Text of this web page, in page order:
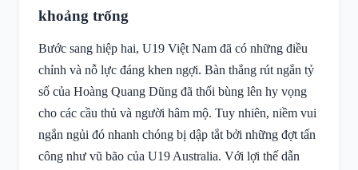
khoảng trống
Bước sang hiệp hai, U19 Việt Nam đã có những điều
chỉnh và nỗ lực đáng khen ngợi. Bàn thắng rút ngắn tỷ
số của Hoàng Quang Dũng đã thổi bùng lên hy vọng
cho các cầu thủ và người hâm mộ. Tuy nhiên, niềm vui
ngắn ngủi đó nhanh chóng bị dập tắt bởi những đợt tấn
công như vũ bão của U19 Australia. Với lợi thế dẫn